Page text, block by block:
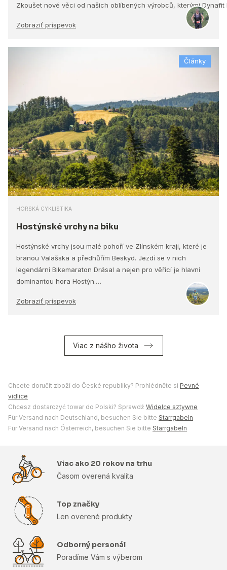
Zkoušet nové věci od našich oblíbených výrobců, kterými
Zobraziť príspevok
Články
HORSKÁ CYKLISTIKA
Hostýnské vrchy na biku
Hostýnské vrchy jsou malé pohoří ve Zlínském kraji, které je
branou Valašska a předhůřím Beskyd. Jezdí se v nich
legendární Bikemaraton Drásal a nejen pro věřící je hlavní
dominantou hora Hostýn.…
Zobraziť príspevok
Viac z nášho života
Chcete doručit zboží do České republiky? Prohlédněte si Pevné
vidlice
Chcesz dostarczyć towar do Polski? Sprawdź Widelce sztywne
Für Versand nach Deutschland, besuchen Sie bitte Starrgabeln
Für Versand nach Österreich, besuchen Sie bitte Starrgabeln
Viac ako 20 rokov na trhu
Časom overená kvalita
Top značky
Len overené produkty
Odborný personál
Poradíme Vám s výberom